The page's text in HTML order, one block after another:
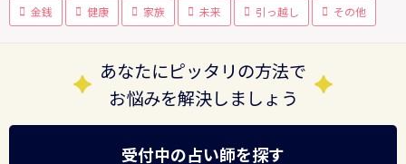
金銭 健康 家族 未来 引っ越し その他
あなたにピッタリの方法で
お悩みを解決しましょう
受付中の占い師を探す